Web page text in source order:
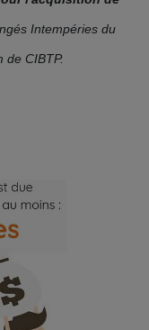
Intempéries du
de CIBTP.